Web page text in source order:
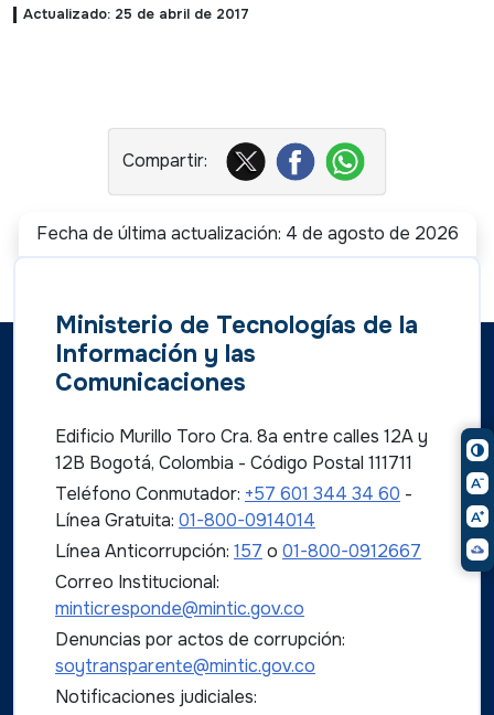
Actualizado: 25 de abril de 2017
Fecha de última actualización: 4 de agosto de 2026
Ministerio de Tecnologías de la
Información y las
Comunicaciones
Edificio Murillo Toro Cra. 8a entre calles 12A y
12B Bogotá, Colombia - Código Postal 111711
Teléfono Conmutador: +57 601 344 34 60 -
Línea Gratuita: 01-800-0914014
Línea Anticorrupción: 157 o 01-800-0912667
Correo Institucional:
minticresponde@mintic.gov.co
Denuncias por actos de corrupción:
soytransparente@mintic.gov.co
Notificaciones judiciales: